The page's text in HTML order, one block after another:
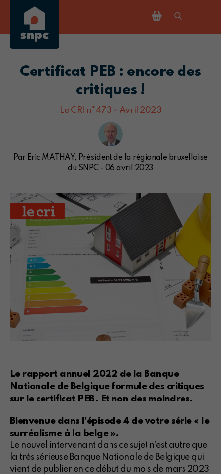
Certificat PEB : encore des
critiques !
Le CRI n°473 - Avril 2023
Par Eric MATHAY, Président de la régionale bruxelloise
du SNPC - 06 avril 2023
Le rapport annuel 2022 de la Banque
Nationale de Belgique formule des critiques
sur le certificat PEB. Et non des moindres.
Bienvenue dans l’épisode 4 de votre série « le
surréalisme à la belge ».
Le nouvel intervenant dans ce sujet n’est autre que
la très sérieuse Banque Nationale de Belgique qui
vient de publier en ce début du mois de mars 2023